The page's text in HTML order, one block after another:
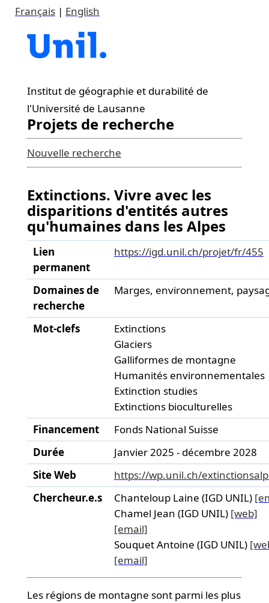
Français| English
Institut de géographie et durabilité de
l'Université de Lausanne
Projets de recherche
Nouvelle recherche
Extinctions. Vivre avec les
disparitions d'entités autres
qu'humaines dans les Alpes
Lien
permanent
https://igd.unil.ch/projet/fr/455
Domaines de
recherche
Marges, environnement,
Mot-clefs
Extinctions
Glaciers
Galliformes de montagne
Humanités environnementales
Extinction studies
Extinctions bioculturelles
Financement
Fonds National Suisse
Durée
Janvier 2025 - décembre 2028
Site Web
https://wp.unil.ch/
Chercheur.e.s
Chanteloup Laine (IGD UNIL)
Chamel Jean (IGD UNIL) [web]
[email]
Souquet Antoine (IGD UNIL)
[email]
Les régions de montagne sont parmi les plus